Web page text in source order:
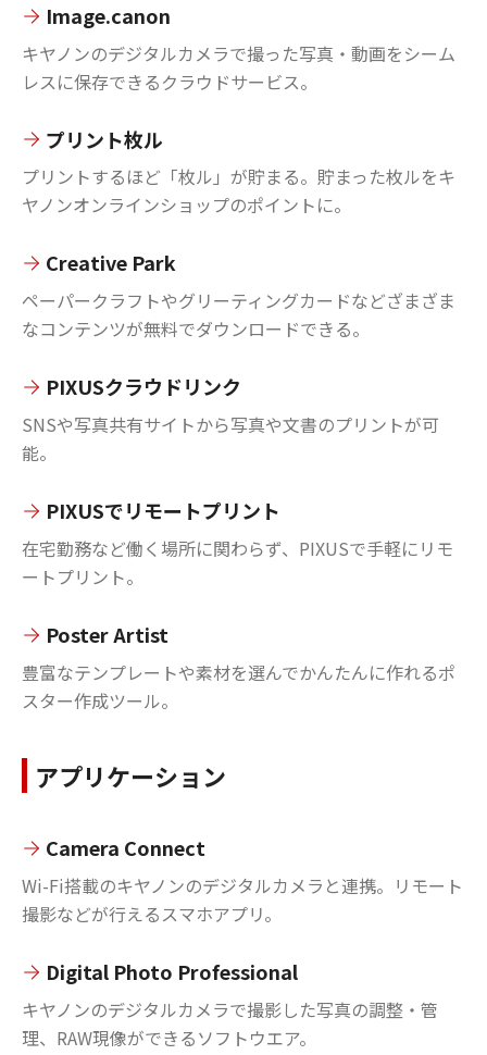
Image.canon
キヤノンのデジタルカメラで撮った写真・動画をシーム
レスに保存できるクラウドサービス。
プリント枚ル
プリントするほど「枚ル」が貯まる。貯まった枚ルをキ
ヤノンオンラインショップのポイントに。
Creative Park
ペーパークラフトやグリーティングカードなどざまざま
なコンテンツが無料でダウンロードできる。
PIXUSクラウドリンク
SNSや写真共有サイトから写真や文書のプリントが可
能。
PIXUSでリモートプリント
在宅勤務など働く場所に関わらず、PIXUSで手軽にリモ
ートプリント。
Poster Artist
豊富なテンプレートや素材を選んでかんたんに作れるポ
スター作成ツール。
アプリケーション
Camera Connect
Wi-Fi搭載のキヤノンのデジタルカメラと連携。リモート
撮影などが行えるスマホアプリ。
Digital Photo Professional
キヤノンのデジタルカメラで撮影した写真の調整・管
理、RAW現像ができるソフトウエア。